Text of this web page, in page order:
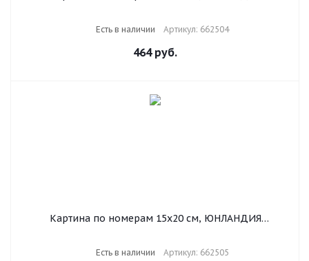
Есть в наличии Артикул: 662504
464руб.
Картина по номерам 15х20 см, ЮНЛАНДИЯ
Есть в наличии Артикул: 662505